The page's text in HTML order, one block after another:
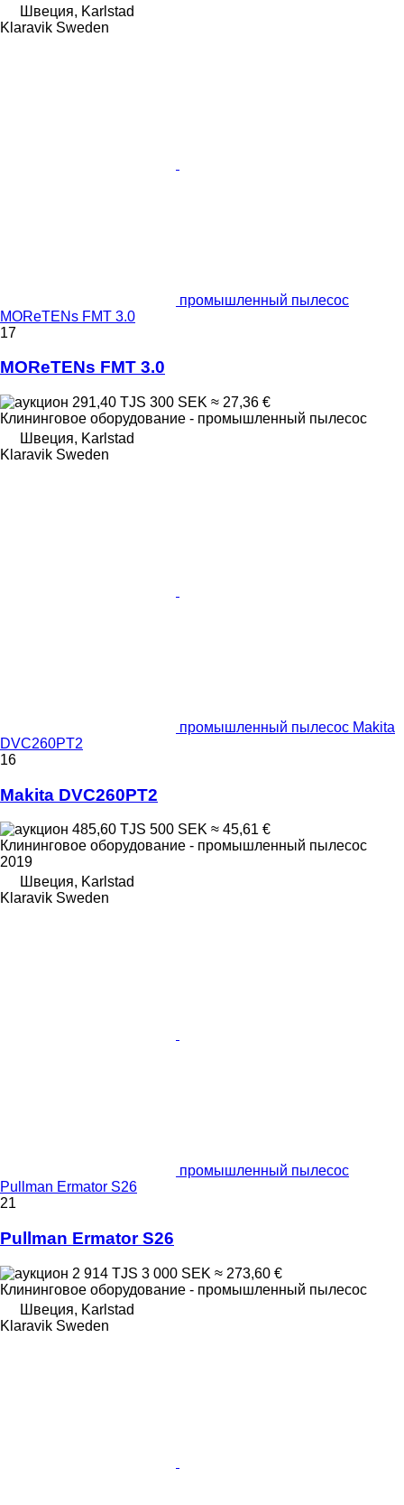
Швеция, Karlstad
Klaravik Sweden
промышленный пылесос
MOReTENs FMT 3.0
17
MOReTENs FMT 3.0
291,40 TJS 300 SEK ≈ 27,36 €
Клининговое оборудование - промышленный пылесос
Швеция, Karlstad
Klaravik Sweden
промышленный пылесос Makita
DVC260PT2
16
Makita DVC260PT2
485,60 TJS 500 SEK ≈ 45,61 €
Клининговое оборудование - промышленный пылесос
2019
Швеция, Karlstad
Klaravik Sweden
промышленный пылесос
Pullman Ermator S26
21
Pullman Ermator S26
2 914 TJS 3 000 SEK ≈ 273,60 €
Клининговое оборудование - промышленный пылесос
Швеция, Karlstad
Klaravik Sweden